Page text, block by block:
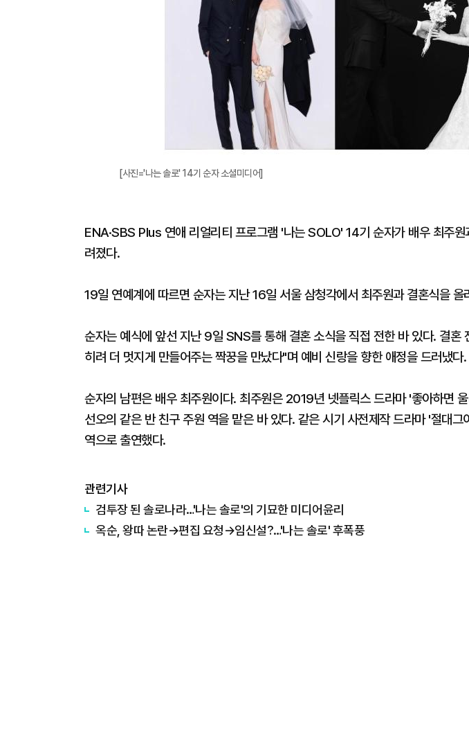
[사진='나는 솔로' 14기 순자 소셜미디어]
ENA·SBS Plus 연애 리얼리티 프로그램 '나는 SOLO' 14기 순자가 배우 최주원
려졌다.
19일 연예계에 따르면 순자는 지난 16일 서울 삼청각에서 최주원과 결혼식을 올
순자는 예식에 앞선 지난 9일 SNS를 통해 결혼 소식을 직접 전한 바 있다. 결혼
히려 더 멋지게 만들어주는 짝꿍을 만났다"며 예비 신랑을 향한 애정을 드러냈다.
순자의 남편은 배우 최주원이다. 최주원은 2019년 넷플릭스 드라마 '좋아하면
선오의 같은 반 친구 주원 역을 맡은 바 있다. 같은 시기 사전제작 드라마 '절대그
역으로 출연했다.
관련기사
검투장 된 솔로나라…'나는 솔로'의 기묘한 미디어윤리
옥순, 왕따 논란→편집 요청→임신설?…'나는 솔로' 후폭풍